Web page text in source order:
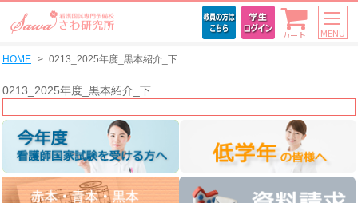
カート MENU
HOME 0213_2025年度_黒本紹介_下
0213_2025年度_黒本紹介_下